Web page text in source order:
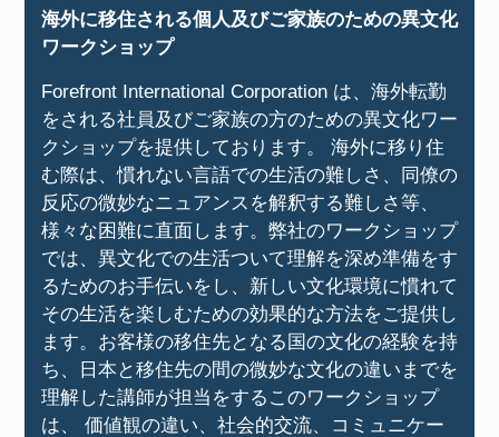
海外に移住される個人及びご家族のための異文化
ワークショップ
Forefront International Corporation は、海外転勤
をされる社員及びご家族の方のための異文化ワー
クショップを提供しております。 海外に移り住
む際は、慣れない言語での生活の難しさ、同僚の
反応の微妙なニュアンスを解釈する難しさ等、
様々な困難に直面します。弊社のワークショップ
では、異文化での生活ついて理解を深め準備をす
るためのお手伝いをし、新しい文化環境に慣れて
その生活を楽しむための効果的な方法をご提供し
ます。お客様の移住先となる国の文化の経験を持
ち、日本と移住先の間の微妙な文化の違いまでを
理解した講師が担当をするこのワークショップ
は、 価値観の違い、社会的交流、コミュニケー